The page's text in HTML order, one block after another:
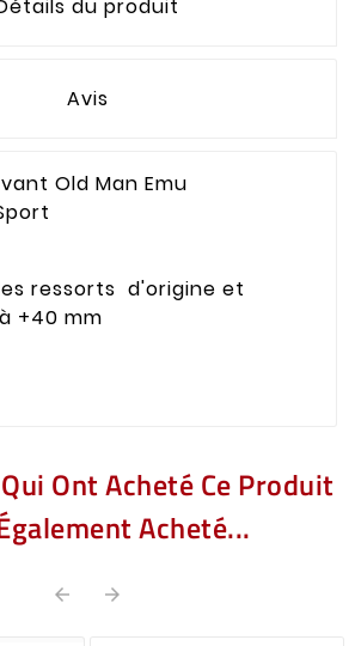
du produit
Avis
Old Man Emu
ressorts d'origine et
+40 mm
Ont Acheté Ce Produit
Acheté...
 